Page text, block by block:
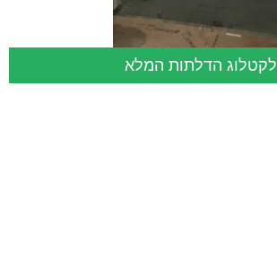
לקטלוג הדלתות המלא